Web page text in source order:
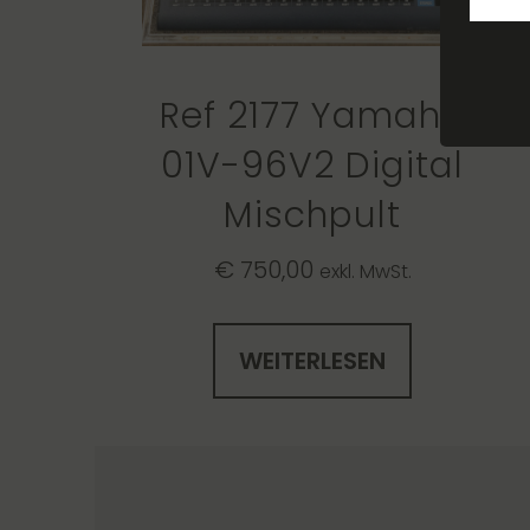
Ref 2177 Yamaha
01V-96V2 Digital
Mischpult
€ 750,00 exkl. MwSt.
WEITERLESEN